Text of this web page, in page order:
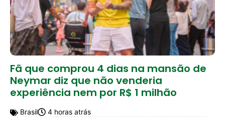
Fã que comprou 4 dias na mansão de
Neymar diz que não venderia
experiência nem por R$ 1 milhão
Brasil 4 horas atrás